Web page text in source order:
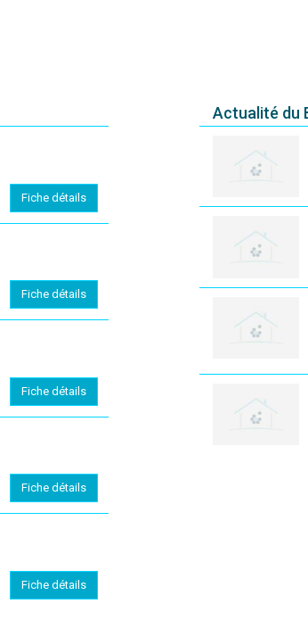
Fiche détails
Fiche détails
Fiche détails
Fiche détails
Fiche détails
Actualité du